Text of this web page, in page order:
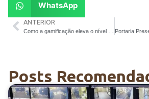
WhatsApp
ANTERIOR
Posts